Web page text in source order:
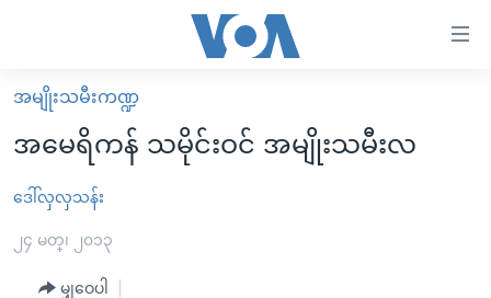
လွယ်ကူ
စေ
များ
မူလစာမျက်နှာ
မြန်မာ
ကမ္ဘာ့သတင်းများ
နိုင်ငံတကာ
ဗွီဒီယို
အမျိုးသမီးကဏ္ဍ
အမေရိကန် သမိုင်းဝင် အမျိုးသမီးလ
ဒေါ်လှလှသန်း
၂၄ မတ္၊ ၂၀၁၃
မျှဝေပါ